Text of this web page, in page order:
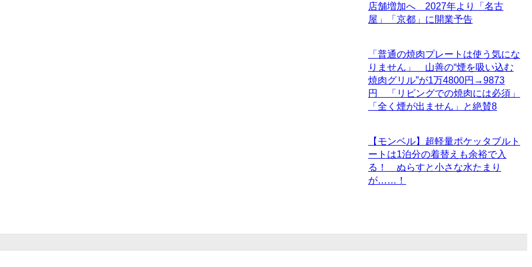
店舗増加へ 2027年より「名古
屋」「京都」に開業予告
「普通の焼肉プレートは使う気にな
りません」 山善の“煙を吸い込む
焼肉グリル”が1万4800円→9873
円 「リビングでの焼肉には必須」
「全く煙が出ません」と絶賛8
【モンベル】超軽量ポケッタブルト
ートは1泊分の着替えも余裕で入
る！ ぬらすと小さな水たまり
が……！